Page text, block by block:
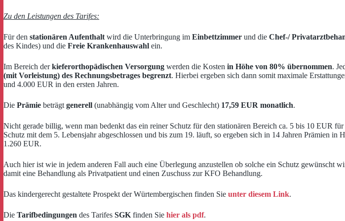
Zu den Leistungen des Tarifes:
Für den stationären Aufenthalt wird die Unterbringung im Einbettzimmer und die Chef-/
des Kindes) und die Freie Krankenhauswahl ein.
Im Bereich derkieferorthopädischen Versorgung werden die Kosten in Höhe von 80% übernommen.
(mit Vorleistung) des Rechnungsbetrages begrenzt. Hierbei ergeben sich dann somit maximale
und 4.000 EUR in den ersten Jahren.
Die Prämie beträgt generell (unabhängig vom Alter und Geschlecht) 17,59 EUR monatlich.
Nicht gerade billig, wenn man bedenkt das ein reiner Schutz für den stationären Bereich ca. 5 bis 10 EUR
Schutz mit dem 5. Lebensjahr abgeschlossen und bis zum 19. läuft, so ergeben sich in 14 Jahren Prämien
1.260 EUR.
Auch hier ist wie in jedem anderen Fall auch eine Überlegung anzustellen ob solche ein Schutz gewünscht
damit eine Behandlung als Privatpatient und einen Zuschuss zur KFO Behandlung.
Das kindergerecht gestaltete Prospekt der Würtembergischen finden Sie unter diesem Link.
Die Tarifbedingungen des Tarifes SGK finden Sie hier als pdf.